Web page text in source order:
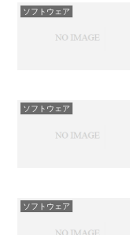
ソフトウェア
ソフトウェア
ソフトウェア